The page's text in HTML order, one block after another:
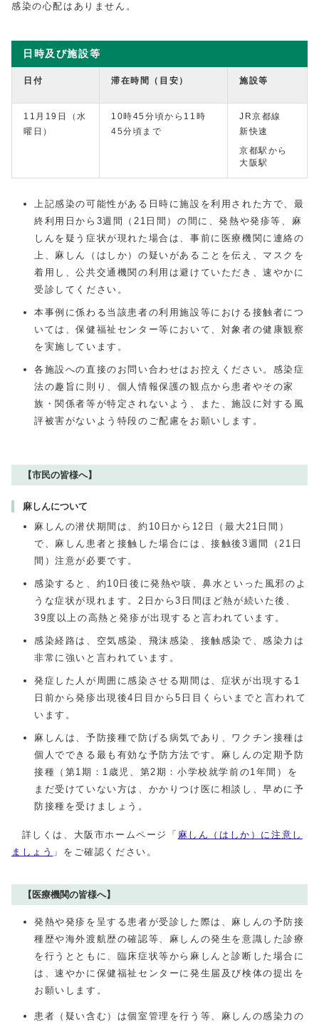
感染の心配はありません。
日時及び施設等
日付 滞在時間（目安） 施設等
11月19日（水
曜日）
10時45分頃から11時
45分頃まで
JR京都線
新快速
京都駅から
大阪駅
上記感染の可能性がある日時に施設を利用された方で、最
終利用日から3週間（21日間）の間に、発熱や発疹等、麻
しんを疑う症状が現れた場合は、事前に医療機関に連絡の
上、麻しん（はしか）の疑いがあることを伝え、マスクを
着用し、公共交通機関の利用は避けていただき、速やかに
受診してください。
本事例に係わる当該患者の利用施設等における接触者につ
いては、保健福祉センター等において、対象者の健康観察
を実施しています。
各施設への直接のお問い合わせはお控えください。感染症
法の趣旨に則り、個人情報保護の観点から患者やその家
族・関係者等が特定されないよう、また、施設に対する風
評被害がないよう特段のご配慮をお願いします。
【市民の皆様へ】
麻しんについて
麻しんの潜伏期間は、約10日から12日（最大21日間）
で、麻しん患者と接触した場合には、接触後3週間（21日
間）注意が必要です。
感染すると、約10日後に発熱や咳、鼻水といった風邪のよ
うな症状が現れます。2日から3日間ほど熱が続いた後、
39度以上の高熱と発疹が出現すると言われています。
感染経路は、空気感染、飛沫感染、接触感染で、感染力は
非常に強いと言われています。
発症した人が周囲に感染させる期間は、症状が出現する1
日前から発疹出現後4日目から5日目くらいまでと言われて
います。
麻しんは、予防接種で防げる病気であり、ワクチン接種は
個人でできる最も有効な予防方法です。麻しんの定期予防
接種（第1期：1歳児、第2期：小学校就学前の1年間）を
まだ受けていない方は、かかりつけ医に相談し、早めに予
防接種を受けましょう。
詳しくは、大阪市ホームページ「 麻しん（はしか）に注意し
ましょう 」をご確認ください。
【医療機関の皆様へ】
発熱や発疹を呈する患者が受診した際は、麻しんの予防接
種歴や海外渡航歴の確認等、麻しんの発生を意識した診療
を行うとともに、臨床症状等から麻しんと診断した場合に
は、速やかに保健福祉センターに発生届及び検体の提出を
お願いします。
患者（疑い含む）は個室管理を行う等、麻しんの感染力の